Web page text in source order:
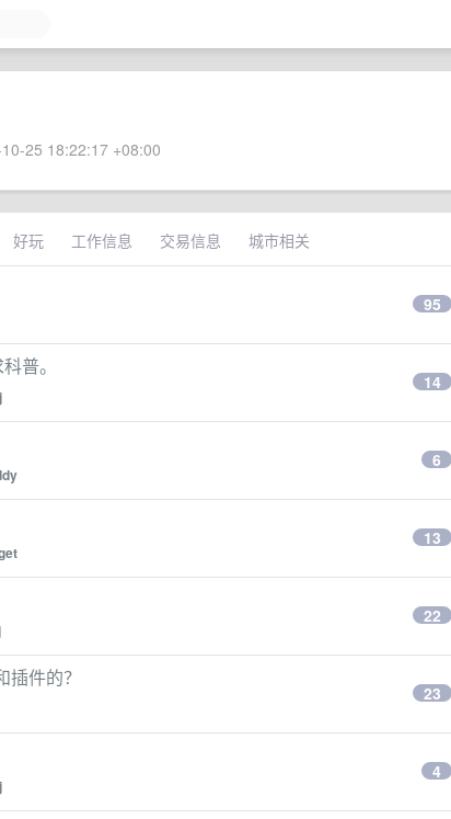
25 18:22:17 +08:00
好玩 工作信息 交易信息 城市相关
95
普。
14
6
13
22
件的？
23
4